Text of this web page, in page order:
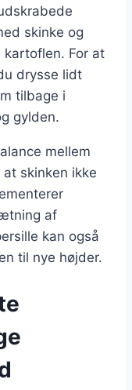
skinke og
For at
drysse lidt
tilbage i
gylden.
mellem
skinken ikke
af
kan også
til nye højder.